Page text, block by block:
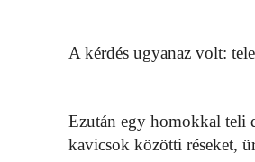
A kérdés ugyanaz volt:
Ezután egy homokkal teli
kavicsok közötti réseket,